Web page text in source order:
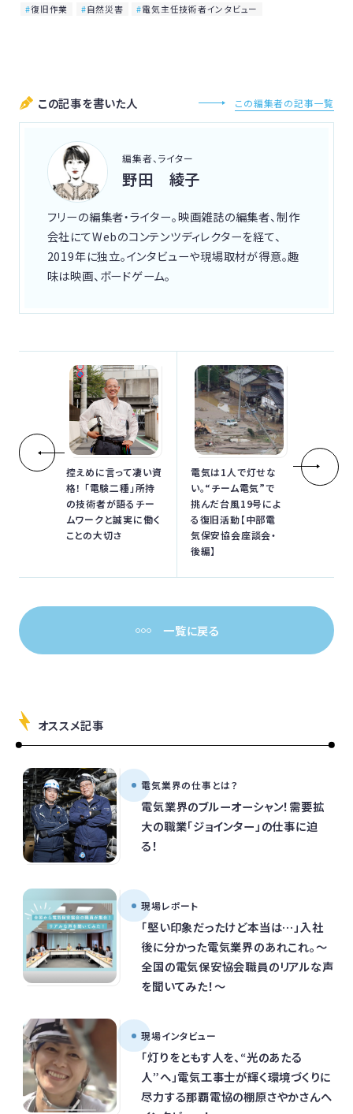
復旧作業 自然災害 電気主任技術者インタビュー
この記事を書いた人 この編集者の記事一覧
編集者、ライター
野田 綾子
フリーの編集者・ライター。映画雑誌の編集者、制作
会社にてWebのコンテンツディレクターを経て、
2019年に独立。インタビューや現場取材が得意。趣
味は映画、ボードゲーム。
控えめに言って凄い資
格！ 「電験二種」所持
の技術者が語るチー
ムワークと誠実に働く
ことの大切さ
電気は1人で灯せな
い。“チーム電気”で
挑んだ台風19号によ
る復旧活動【中部電
気保安協会座談会・
後編】
一覧に戻る
オススメ記事
電気業界の仕事とは？
電気業界のブルーオーシャン！需要拡
大の職業「ジョインター」の仕事に迫
る！
現場レポート
「堅い印象だったけど本当は…」入社
後に分かった電気業界のあれこれ。～
全国の電気保安協会職員のリアルな声
を聞いてみた！～
現場インタビュー
「灯りをともす人を、“光のあたる
人”へ」電気工事士が輝く環境づくりに
尽力する那覇電協の棚原さやかさんへ